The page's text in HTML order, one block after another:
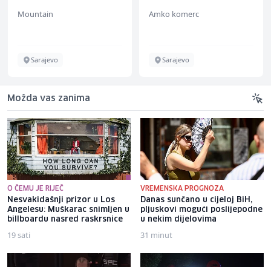
Mountain
Sarajevo
Amko komerc
Sarajevo
Možda vas zanima
O ČEMU JE RIJEČ
Nesvakidašnji prizor u Los
Angelesu: Muškarac snimljen u
billboardu nasred raskrsnice
19 sati
VREMENSKA PROGNOZA
Danas sunčano u cijeloj BiH,
pljuskovi mogući poslijepodne
u nekim dijelovima
31 minut